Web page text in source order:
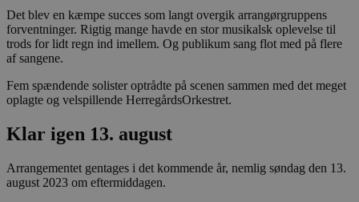
Det blev en kæmpe succes som langt overgik arrangørgruppens
forventninger. Rigtig mange havde en stor musikalsk oplevelse til
trods for lidt regn ind imellem. Og publikum sang flot med på flere
af sangene.
Fem spændende solister optrådte på scenen sammen med det meget
oplagte og velspillende HerregårdsOrkestret.
Klar igen 13. august
Arrangementet gentages i det kommende år, nemlig søndag den 13.
august 2023 om eftermiddagen.